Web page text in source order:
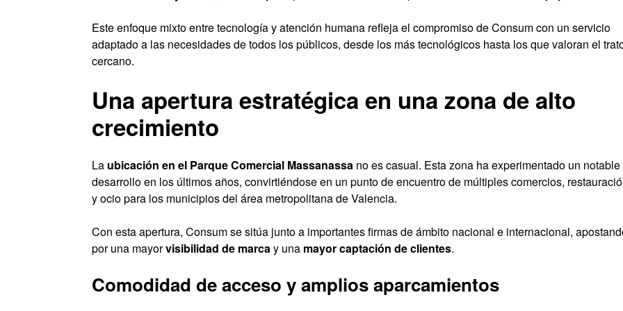
Este enfoque mixto entre tecnología y atención humana refleja el compromiso de Consum con un servicio
adaptado a las necesidades de todos los públicos, desde los más tecnológicos hasta los que valoran el
cercano.
Una apertura estratégica en una zona de alto
crecimiento
La ubicación en el Parque Comercial Massanassa no es casual. Esta zona ha experimentado un notable
desarrollo en los últimos años, convirtiéndose en un punto de encuentro de múltiples comercios,
y ocio para los municipios del área metropolitana de Valencia.
Con esta apertura, Consum se sitúa junto a importantes firmas de ámbito nacional e internacional,
por una mayorvisibilidad de marcay una mayor captación de clientes.
Comodidad de acceso y amplios aparcamientos